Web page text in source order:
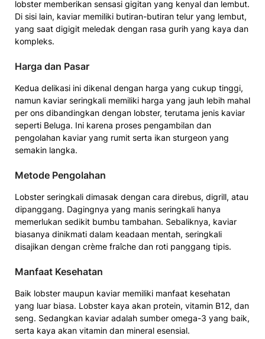
lobster memberikan sensasi gigitan yang kenyal dan lembut.
Di sisi lain, kaviar memiliki butiran-butiran telur yang lembut,
yang saat digigit meledak dengan rasa gurih yang kaya dan
kompleks.
Harga dan Pasar
Kedua delikasi ini dikenal dengan harga yang cukup tinggi,
namun kaviar seringkali memiliki harga yang jauh lebih mahal
per ons dibandingkan dengan lobster, terutama jenis kaviar
seperti Beluga. Ini karena proses pengambilan dan
pengolahan kaviar yang rumit serta ikan sturgeon yang
semakin langka.
Metode Pengolahan
Lobster seringkali dimasak dengan cara direbus, digrill, atau
dipanggang. Dagingnya yang manis seringkali hanya
memerlukan sedikit bumbu tambahan. Sebaliknya, kaviar
biasanya dinikmati dalam keadaan mentah, seringkali
disajikan dengan crème fraîche dan roti panggang tipis.
Manfaat Kesehatan
Baik lobster maupun kaviar memiliki manfaat kesehatan
yang luar biasa. Lobster kaya akan protein, vitamin B12, dan
seng. Sedangkan kaviar adalah sumber omega-3 yang baik,
serta kaya akan vitamin dan mineral esensial.